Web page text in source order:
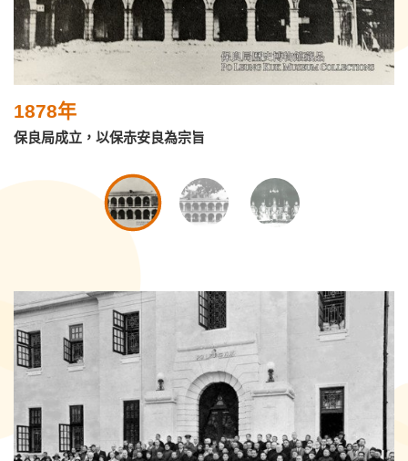
1878年
保良局成立，以保赤安良為宗旨